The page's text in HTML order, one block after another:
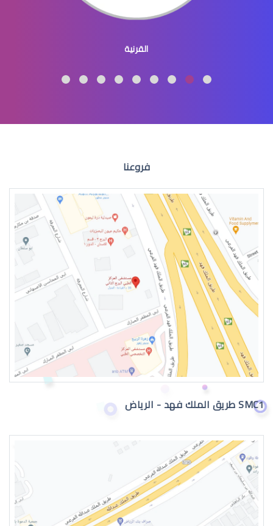
القرنية المخروطية اعراض
القرنية المخروطية 2019
القرنية المخروطية وراثة
القرنية
فروعنا
SMC1 طريق الملك فهد - الرياض